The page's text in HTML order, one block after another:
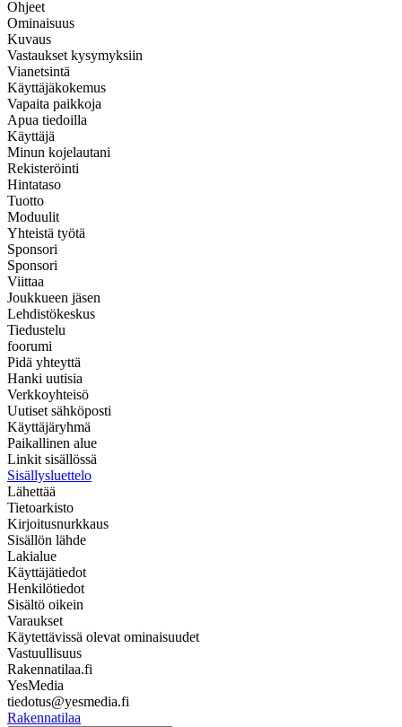
Ohjeet
Ominaisuus
Kuvaus
Vastaukset kysymyksiin
Vianetsintä
Käyttäjäkokemus
Vapaita paikkoja
Apua tiedoilla
Käyttäjä
Minun kojelautani
Rekisteröinti
Hintataso
Tuotto
Moduulit
Yhteistä työtä
Sponsori
Sponsori
Viittaa
Joukkueen jäsen
Lehdistökeskus
Tiedustelu
foorumi
Pidä yhteyttä
Hanki uutisia
Verkkoyhteisö
Uutiset sähköposti
Käyttäjäryhmä
Paikallinen alue
Linkit sisällössä
Sisällysluettelo
Lähettää
Tietoarkisto
Kirjoitusnurkkaus
Sisällön lähde
Lakialue
Käyttäjätiedot
Henkilötiedot
Sisältö oikein
Varaukset
Käytettävissä olevat ominaisuudet
Vastuullisuus
Rakennatilaa.fi
YesMedia
tiedotus@yesmedia.fi
Rakennatilaa